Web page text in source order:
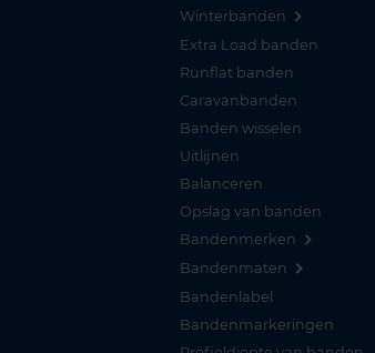
Winterbanden
Extra Load banden
Runflat banden
Caravanbanden
Banden wisselen
Uitlijnen
Balanceren
Opslag van banden
Bandenmerken
Bandenmaten
Bandenlabel
Bandenmarkeringen